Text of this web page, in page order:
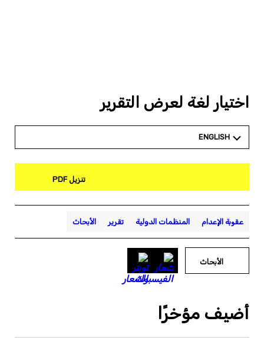
اختيار لغة لعرض التقرير
ENGLISH
تنزيل PDF
عقوبة الإعدام المنظمات الدولية تقرير الأبحاث
الأبحاث
أضيف مؤخرًا